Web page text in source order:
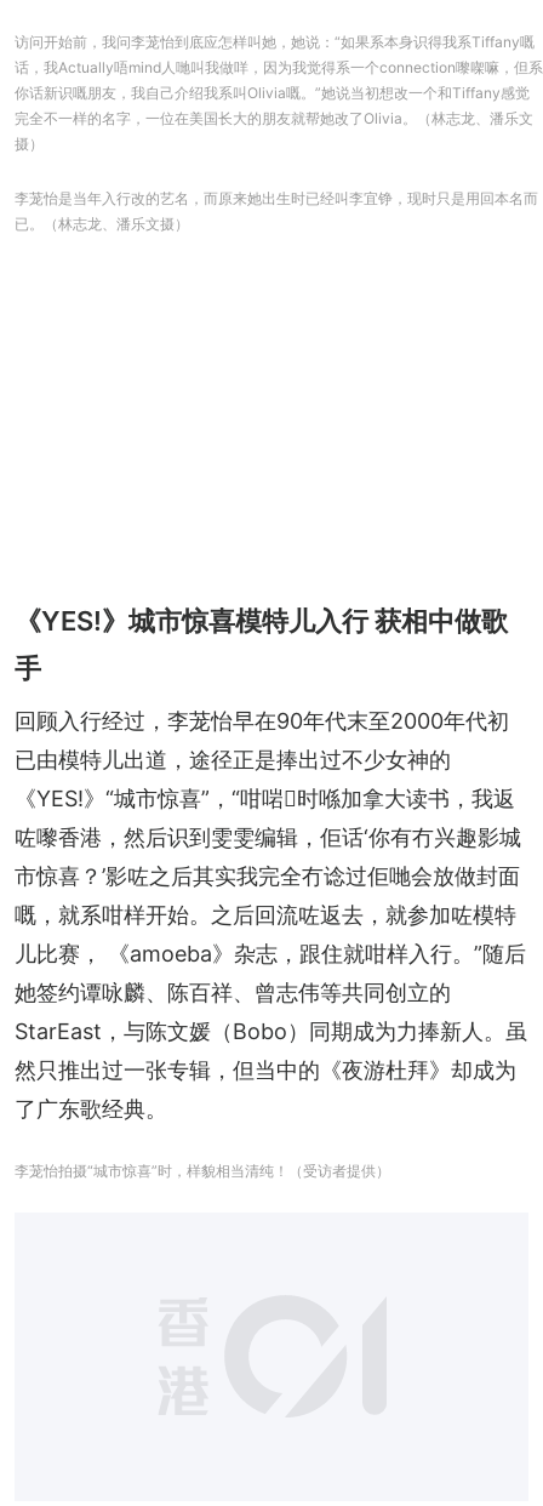
访问开始前，我问李茏怡到底应怎样叫她，她说：“如果系本身识得我系Tiffany嘅
话，我Actually唔mind人哋叫我做咩，因为我觉得系一个connection嚟㗎嘛，但系
你话新识嘅朋友，我自己介绍我系叫Olivia嘅。”她说当初想改一个和Tiffany感觉
完全不一样的名字，一位在美国长大的朋友就帮她改了Olivia。（林志龙、潘乐文
摄）
李茏怡是当年入行改的艺名，而原来她出生时已经叫李宜铮，现时只是用回本名而
已。（林志龙、潘乐文摄）
《YES!》城市惊喜模特儿入行 获相中做歌
手
回顾入行经过，李茏怡早在90年代末至2000年代初
已由模特儿出道，途径正是捧出过不少女神的
《YES!》“城市惊喜”，“咁啱𠮶时喺加拿大读书，我返
咗嚟香港，然后识到雯雯编辑，佢话‘你有冇兴趣影城
市惊喜？’影咗之后其实我完全冇谂过佢哋会放做封面
嘅，就系咁样开始。之后回流咗返去，就参加咗模特
儿比赛， 《amoeba》杂志，跟住就咁样入行。”随后
她签约谭咏麟、陈百祥、曾志伟等共同创立的
StarEast，与陈文媛（Bobo）同期成为力捧新人。虽
然只推出过一张专辑，但当中的《夜游杜拜》却成为
了广东歌经典。
李茏怡拍摄“城市惊喜”时，样貌相当清纯！（受访者提供）